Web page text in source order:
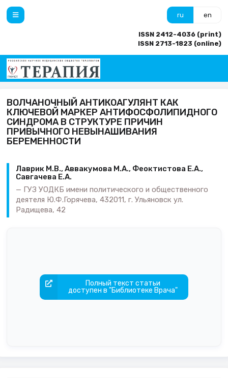
ru en
ISSN 2412-4036 (print)
ISSN 2713-1823 (online)
ВОЛЧАНОЧНЫЙ АНТИКОАГУЛЯНТ КАК
КЛЮЧЕВОЙ МАРКЕР АНТИФОСФОЛИПИДНОГО
СИНДРОМА В СТРУКТУРЕ ПРИЧИН
ПРИВЫЧНОГО НЕВЫНАШИВАНИЯ
БЕРЕМЕННОСТИ
Лаврик М.В., Аввакумова М.А., Феоктистова Е.А.,
Савгачева Е.А.
ГУЗ УОДКБ имени политического и общественного
деятеля Ю.Ф.Горячева, 432011, г. Ульяновск ул.
Радищева, 42
Полный текст статьи
доступен в "Библиотеке Врача"